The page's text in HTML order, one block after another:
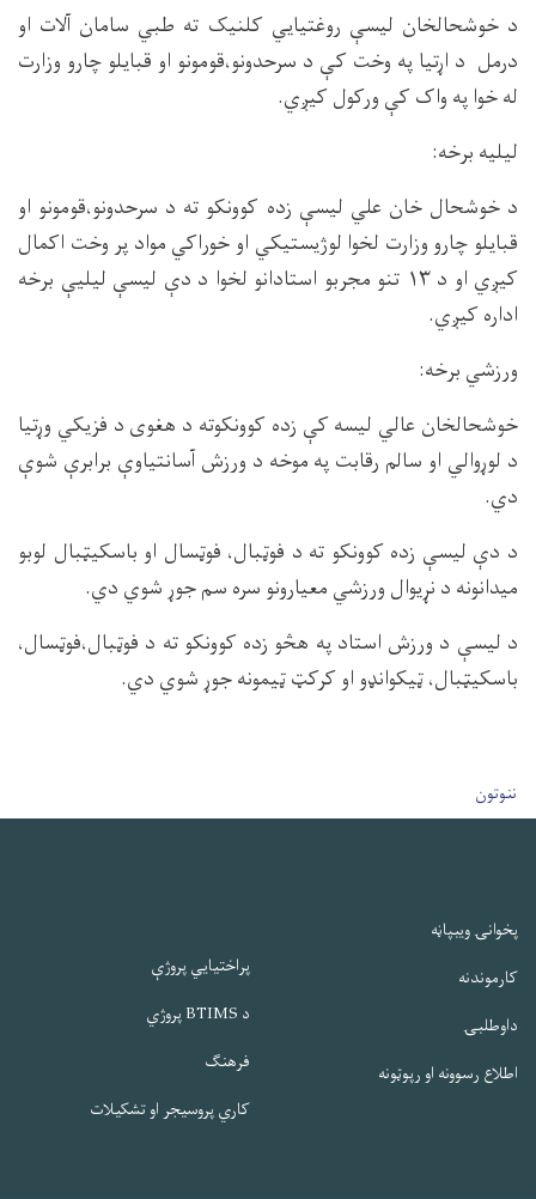
د خوشحالخان لیسې روغتیایي کلنیک ته طبي سامان آلات او
درمل د اړتیا په وخت کې د سرحدونو،قومونو او قبایلو چارو وزارت
له خوا په واک کې ورکول کیږي.
لیلیه برخه:
د خوشحال خان علي لیسې زده کوونکو ته د سرحدونو،قومونو او
قبایلو چارو وزارت لخوا لوژیستیکي او خوراکي مواد پر وخت اکمال
کیږي او د ۱۳ تنو مجربو استادانو لخوا د دې لیسې لیلیې برخه
اداره کیږي.
ورزشي برخه:
خوشحالخان عالي لیسه کې زده کوونکوته د هغوی د فزیکي وړتیا
د لوړوالي او سالم رقابت په موخه د ورزش آسانتیاوې برابرې شوې
دي.
د دې لیسې زده کوونکو ته د فوټبال، فوټسال او باسکیټبال لوبو
میدانونه د نړیوال ورزشي معیارونو سره سم جوړ شوي دي.
د لیسې د ورزش استاد په هڅو زده کوونکو ته د فوټبال،فوټسال،
باسکیټبال، ټیکوانډو او کرکټ ټیمونه جوړ شوي دي.
User account menu
ننوتون
پخوانۍ ویبپاڼه
کارموندنه
داوطلبۍ
اطلاع رسوونه او رپوټونه
پراختیایي پروژې
د BTIMS پروژي
فرهنګ
کاري پروسیجر او تشکیلات